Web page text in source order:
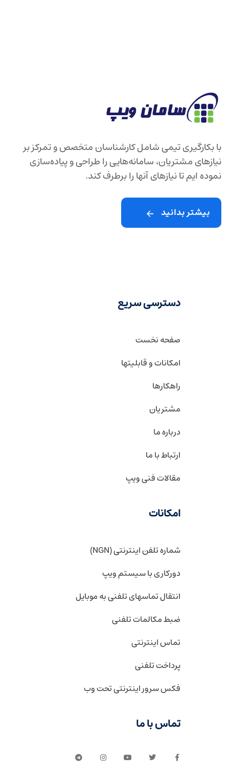
با بکارگیری تیمی شامل کارشناسان متخصص و تمرکز بر
نیازهای مشتریان، سامانه‌هایی را طراحی و پیاده‌سازی
نموده ایم تا نیازهای آنها را برطرف ‌کند.
بیشتر بدانید
دسترسی سریع
صفحه نخست
امکانات و قابلیتها
راهکارها
مشتریان
درباره ما
ارتباط با ما
مقالات فنی ویپ
امکانات
شماره تلفن اینترنتی (NGN)
دورکاری با سیستم ویپ
انتقال تماسهای تلفنی به موبایل
ضبط مکالمات تلفنی
تماس اینترنتی
پرداخت تلفنی
فکس سرور اینترنتی تحت وب
تماس با ما